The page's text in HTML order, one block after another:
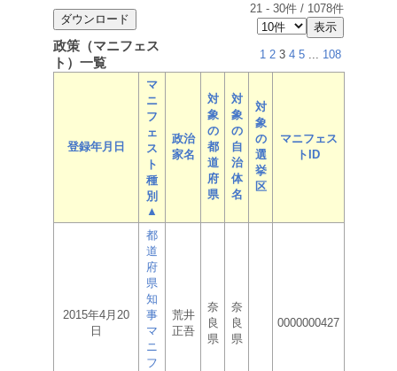
21 - 30件 / 1078件
政策（マニフェス
ト）一覧
1 2 3 4 5 ... 108
登録年月日
マ
ニ
フ
ェ
ス
ト
種
別
▲
政治
家名
対
象
の
都
道
府
県
対
象
の
自
治
体
名
対
象
の
選
挙
区
マニフェス
トID
2015年4月20
日
都
道
府
県
知
事
マ
ニ
フ
荒井
正吾
奈
良
県
奈
良
県
0000000427